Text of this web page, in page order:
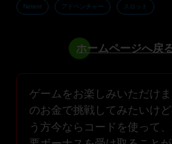
Netent アドベンチャー スロット
ホームページへ戻
ゲームをお楽しみいただけ
のお金で挑戦してみたいけ
う方今ならコードを使って、